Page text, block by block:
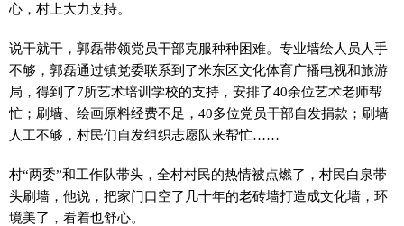
心，村上大力支持。
说干就干，郭磊带领党员干部克服种种困难。专业墙绘人员人手
不够，郭磊通过镇党委联系到了米东区文化体育广播电视和旅游
局，得到了7所艺术培训学校的支持，安排了40余位艺术老师帮
忙；刷墙、绘画原料经费不足，40多位党员干部自发捐款；刷墙
人工不够，村民们自发组织志愿队来帮忙……
村“两委”和工作队带头，全村村民的热情被点燃了，村民白泉带
头刷墙，他说，把家门口空了几十年的老砖墙打造成文化墙，环
境美了，看着也舒心。